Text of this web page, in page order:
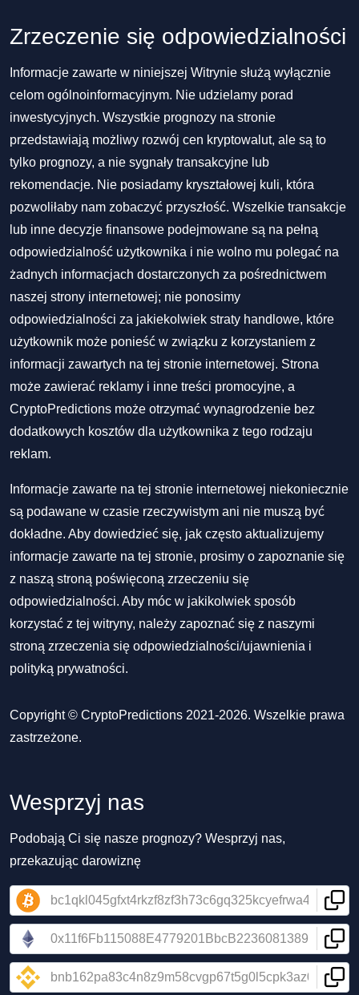
Zrzeczenie się odpowiedzialności
Informacje zawarte w niniejszej Witrynie służą wyłącznie
celom ogólnoinformacyjnym. Nie udzielamy porad
inwestycyjnych. Wszystkie prognozy na stronie
przedstawiają możliwy rozwój cen kryptowalut, ale są to
tylko prognozy, a nie sygnały transakcyjne lub
rekomendacje. Nie posiadamy kryształowej kuli, która
pozwoliłaby nam zobaczyć przyszłość. Wszelkie transakcje
lub inne decyzje finansowe podejmowane są na pełną
odpowiedzialność użytkownika i nie wolno mu polegać na
żadnych informacjach dostarczonych za pośrednictwem
naszej strony internetowej; nie ponosimy
odpowiedzialności za jakiekolwiek straty handlowe, które
użytkownik może ponieść w związku z korzystaniem z
informacji zawartych na tej stronie internetowej. Strona
może zawierać reklamy i inne treści promocyjne, a
CryptoPredictions może otrzymać wynagrodzenie bez
dodatkowych kosztów dla użytkownika z tego rodzaju
reklam.
Informacje zawarte na tej stronie internetowej niekoniecznie
są podawane w czasie rzeczywistym ani nie muszą być
dokładne. Aby dowiedzieć się, jak często aktualizujemy
informacje zawarte na tej stronie, prosimy o zapoznanie się
z naszą stroną poświęconą zrzeczeniu się
odpowiedzialności. Aby móc w jakikolwiek sposób
korzystać z tej witryny, należy zapoznać się z naszymi
stroną zrzeczenia się odpowiedzialności/ujawnienia i
polityką prywatności.
Copyright © CryptoPredictions 2021-2026. Wszelkie prawa
zastrzeżone.
Wesprzyj nas
Podobają Ci się nasze prognozy? Wesprzyj nas,
przekazując darowiznę